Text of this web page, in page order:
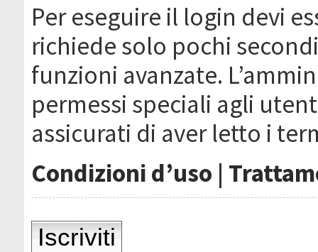
Per eseguire il login devi
richiede solo pochi
funzioni avanzate.
permessi speciali agli
assicurati di aver letto i
Condizioni d’uso |
Iscriviti